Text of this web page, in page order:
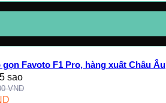
Favoto F1 Pro, hàng xuất Châu Âu
5 sao
VND